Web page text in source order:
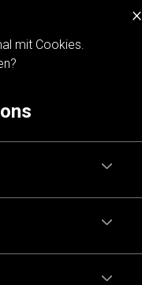
×
mit Cookies.